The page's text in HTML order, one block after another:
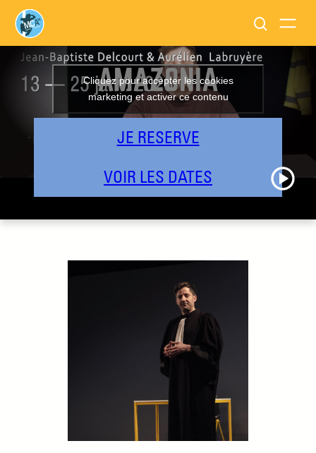
AMAZONIA
JE RESERVE
VOIR LES DATES
Cliquez pour accepter les cookies
marketing et activer ce contenu